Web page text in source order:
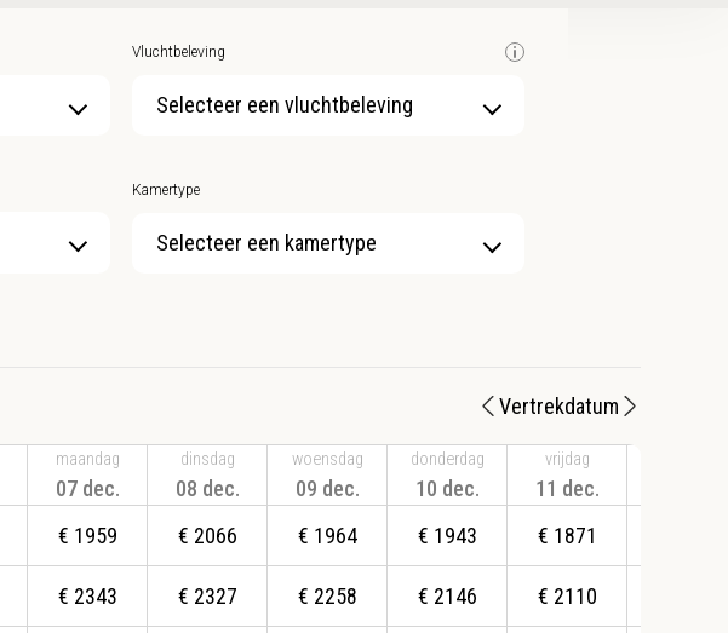
Vluchtbeleving
Selecteer een vluchtbeleving
Kamertype
Selecteer een kamertype
Vertrekdatum
maandag
07 dec.
€ 1959
€ 2343
dinsdag
08 dec.
€ 2066
€ 2327
woensdag
09 dec.
€ 1964
€ 2258
donderdag
10 dec.
€ 1943
€ 2146
vrijdag
11 dec.
€ 1871
€ 2110